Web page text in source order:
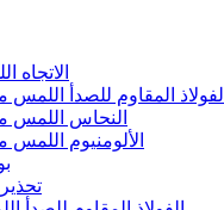
الفولاذ المقاوم للصدأ
النحاس اللمس
الألومنيوم